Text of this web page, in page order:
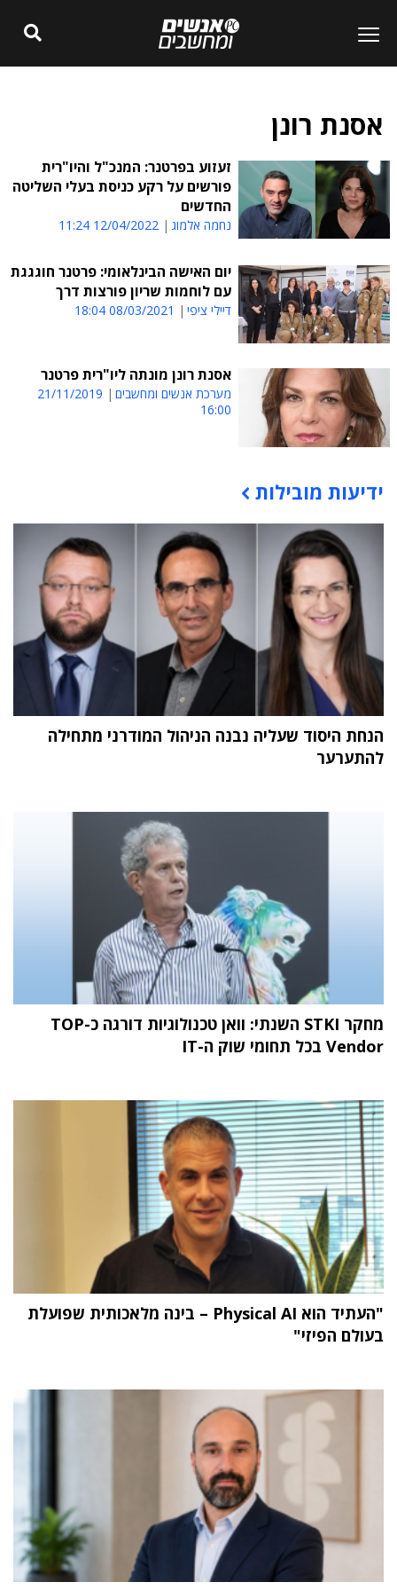
אסנת רונן
זעזוע בפרטנר: המנכ"ל והיו"רית
פורשים על רקע כניסת בעלי השליטה
החדשים
נחמה אלמוג 12/04/2022 11:24
יום האישה הבינלאומי: פרטנר חוגגגת
עם לוחמות שריון פורצות דרך
דיילי ציפי 08/03/2021 18:04
אסנת רונן מונתה ליו"רית פרטנר
מערכת אנשים ומחשבים
21/11/2019
16:00
תוכן פרסומי
ידיעות מובילות
הנחת היסוד שעליה נבנה הניהול המודרני מתחילה
להתערער
מחקר STKI השנתי: וואן טכנולוגיות דורגה כ-TOP
Vendor בכל תחומי שוק ה-IT
"העתיד הוא Physical AI – בינה מלאכותית שפועלת
בעולם הפיזי"